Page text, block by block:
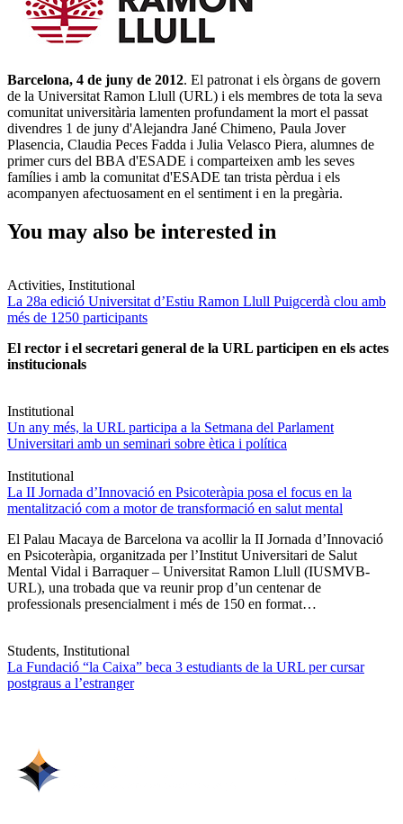
Barcelona, 4 de juny de 2012. El patronat i els òrgans de govern
de la Universitat Ramon Llull (URL) i els membres de tota la seva
comunitat universitària lamenten profundament la mort el passat
divendres 1 de juny d'Alejandra Jané Chimeno, Paula Jover
Plasencia, Claudia Peces Fadda i Julia Velasco Piera, alumnes de
primer curs del BBA d'ESADE i comparteixen amb les seves
famílies i amb la comunitat d'ESADE tan trista pèrdua i els
acompanyen afectuosament en el sentiment i en la pregària.
You may also be interested in
Activities, Institutional
La 28a edició Universitat d’Estiu Ramon Llull Puigcerdà clou amb
més de 1250 participants
El rector i el secretari general de la URL participen en els actes
institucionals
Institutional
Un any més, la URL participa a la Setmana del Parlament
Universitari amb un seminari sobre ètica i política
Institutional
La II Jornada d’Innovació en Psicoteràpia posa el focus en la
mentalització com a motor de transformació en salut mental
El Palau Macaya de Barcelona va acollir la II Jornada d’Innovació
en Psicoteràpia, organitzada per l’Institut Universitari de Salut
Mental Vidal i Barraquer – Universitat Ramon Llull (IUSMVB-
URL), una trobada que va reunir prop d’un centenar de
professionals presencialment i més de 150 en format…
Students, Institutional
La Fundació “la Caixa” beca 3 estudiants de la URL per cursar
postgraus a l’estranger